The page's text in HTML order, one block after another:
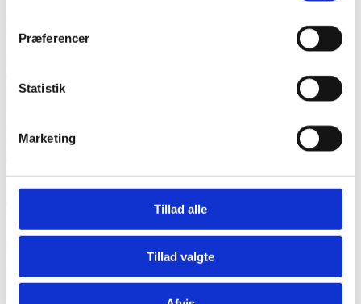
Præferencer
Statistik
Marketing
Tillad alle
Tillad valgte
at alle detaljer bliver udført med høj kvalitet. Vores team har fokus
på præcist håndværk, fra flisearbejde til bordplader og installationer,
Vi kan også hjælpe med relaterede opgaver som omfugning,
pudsning ogfacaderenovering
, hvis du ønsker at opgradere flere
En professionel facaderenovering er derfor en vigtig investering i
din bolig. Den forebygger fugtindtrængning, reducerer risikoen for
frostskader og sikrer, at murværket forbliver stærkt og stabilt.
Samtidig giver en opdateret facade et markant visuelt løft, som kan
En veludført facaderenovering skaber tryghed i hverdagen. Du får
ikke blot en flottere bolig, men også en løsning, der beskytter dit